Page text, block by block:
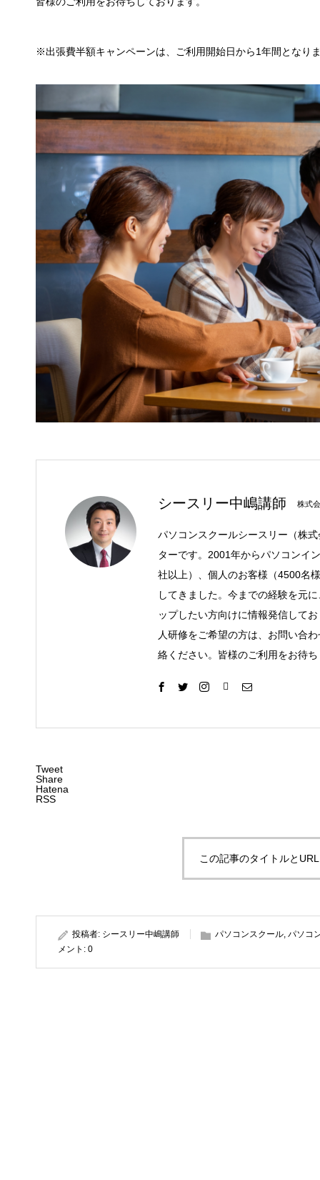
※出張費半額キャンペーンは、ご利用開始日から1年間となり
シースリー中嶋講師 株式
パソコンスクールシースリー（株
ターです。2001年からパソコンイ
社以上）、個人のお客様（4500名
してきました。今までの経験を元
ップしたい方向けに情報発信して
人研修をご希望の方は、お問い合
絡ください。皆様のご利用をお待
Tweet
Share
Hatena
RSS
この記事のタイトルと
投稿者: シースリー中嶋講師 パソコンスクール, パソコ
メント: 0